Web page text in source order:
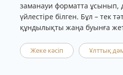
заманауи форматта ұсынып,
үйлестіре білген. Бұл – тек
құндылықты жаңа буынға
Жеке кәсіп Ұлттық